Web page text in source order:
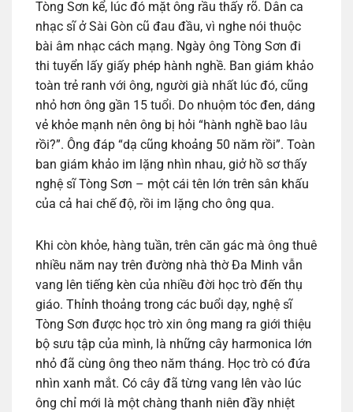
Tòng Sơn kể, lúc đó mặt ông rầu thấy rõ. Dân ca
nhạc sĩ ở Sài Gòn cũ đau đầu, vì nghe nói thuộc
bài âm nhạc cách mạng. Ngày ông Tòng Sơn đi
thi tuyển lấy giấy phép hành nghề. Ban giám khảo
toàn trẻ ranh với ông, người già nhất lúc đó, cũng
nhỏ hơn ông gần 15 tuổi. Do nhuộm tóc đen, dáng
vẻ khỏe mạnh nên ông bị hỏi “hành nghề bao lâu
rồi?”. Ông đáp “dạ cũng khoảng 50 năm rồi”. Toàn
ban giám khảo im lặng nhìn nhau, giở hồ sơ thấy
nghệ sĩ Tòng Sơn – một cái tên lớn trên sân khấu
của cả hai chế độ, rồi im lặng cho ông qua.
Khi còn khỏe, hàng tuần, trên căn gác mà ông thuê
nhiều năm nay trên đường nhà thờ Đa Minh vẫn
vang lên tiếng kèn của nhiều đời học trò đến thụ
giáo. Thỉnh thoảng trong các buổi dạy, nghệ sĩ
Tòng Sơn được học trò xin ông mang ra giới thiệu
bộ sưu tập của mình, là những cây harmonica lớn
nhỏ đã cùng ông theo năm tháng. Học trò có đứa
nhìn xanh mắt. Có cây đã từng vang lên vào lúc
ông chỉ mới là một chàng thanh niên đầy nhiệt